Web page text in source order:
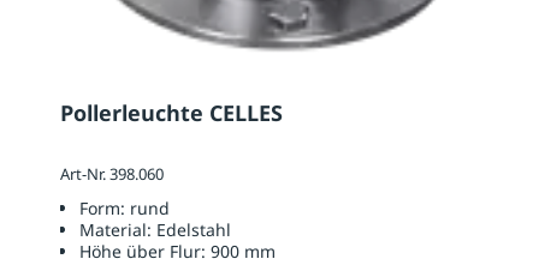
Pollerleuchte CELLES
Art-Nr. 398.060
Form: rund
Material: Edelstahl
Höhe über Flur: 900 mm